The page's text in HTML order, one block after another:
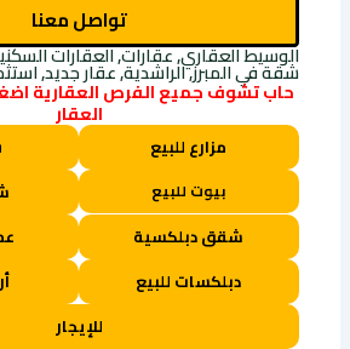
تواصل معنا
الوسيط العقاري, عقارات, العقارات
شقة في المبرز, الراشدية, عقار جديد,
حاب تشوف جميع الفرص العقارية
العقار
مزارع للبيع
بيوت للبيع
شقق دبلكسية
دبلكسات للبيع
للإيجار